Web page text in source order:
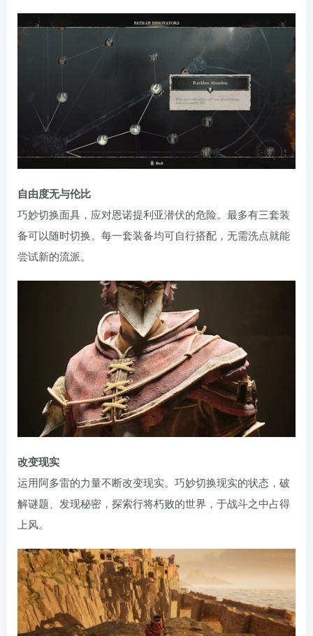
自由度无与伦比
巧妙切换面具，应对恩诺提利亚潜伏的危险。最多有三套装
备可以随时切换。每一套装备均可自行搭配，无需洗点就能
尝试新的流派。
改变现实
运用阿多雷的力量不断改变现实。巧妙切换现实的状态，破
解谜题、发现秘密，探索行将朽败的世界，于战斗之中占得
上风。